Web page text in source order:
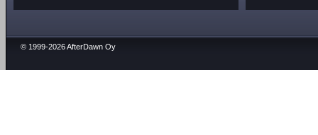
© 1999-2026 AfterDawn Oy